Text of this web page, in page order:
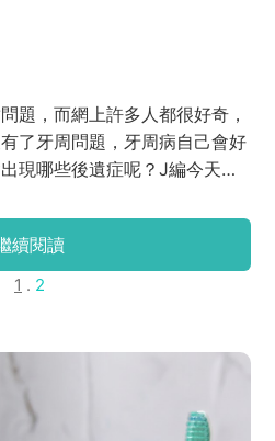
題，而網上許多人都很好奇，
了牙周問題，牙周病自己會好
現哪些後遺症呢？J編今天就
失敗呢！一起繼續看下去吧！
續閱讀
1 . 2